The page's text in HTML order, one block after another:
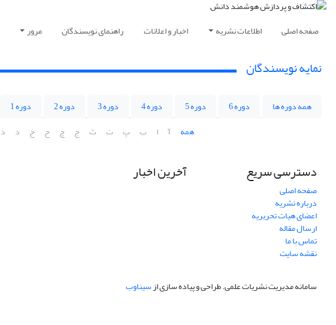
صفحه اصلی اطلاعات نشریه اخبار و اعلانات راهنمای نویسندگان مرور
نمایه نویسندگان
همه دوره ها دوره 6 دوره 5 دوره 4 دوره 3 دوره 2
دوره 1
همه
آ ا ب پ ت ث ج چ ح خ د ذ
دسترسی سریع
صفحه اصلی
درباره نشریه
اعضای هیات تحریریه
ارسال مقاله
تماس با ما
نقشه سایت
آخرین اخبار
سامانه مدیریت نشریات علمی.طراحی و پیاده سازی ازسیناوب